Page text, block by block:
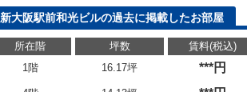
新大阪駅前和光ビルの過去に掲載したお部屋
所在階 坪数 賃料(税込)
1階
16.17坪 ***円